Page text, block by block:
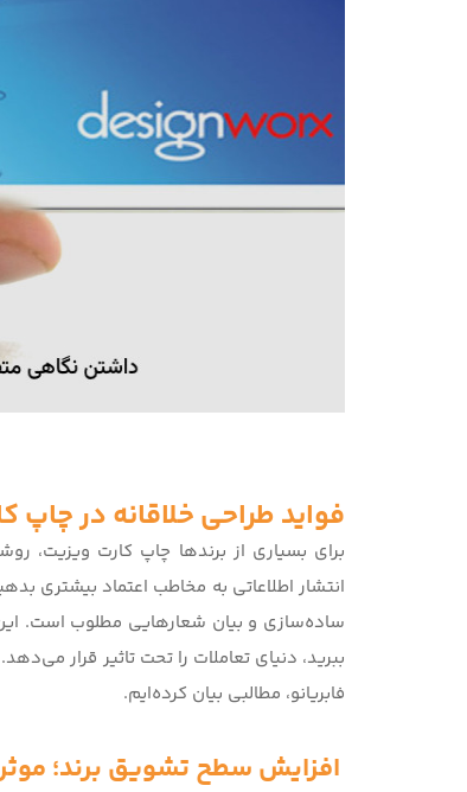
فواید طراحی خلاقانه در چاپ
برای بسیاری از برندها چاپ کارت ویزیت،
انتشار اطلاعاتی به مخاطب اعتماد بیشتری
ساده‌سازی و بیان شعارهایی مطلوب است.
ببرید، دنیای تعاملات را تحت تاثیر قرار
فابریانو، مطالبی بیان کرد‌ه‌ایم.
افزایش سطح تشویق برند؛